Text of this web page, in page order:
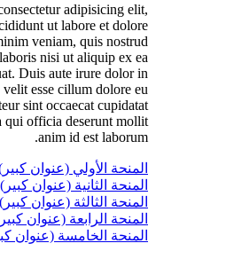
adipisicing elit,
ut labore et dolore
veniam, quis nostrud
nisi ut aliquip ex ea
Duis aute irure dolor in
esse cillum dolore eu
sint occaecat cupidatat
qui officia deserunt mollit
anim id est laborum.
المنحة الأولي (عنوان
المنحة الثانية (عنوان كبير)
المنحة الثالثة (عنوان كبير)
المنحة الرابعة (عنوان
المنحة الخامسة (عنوان